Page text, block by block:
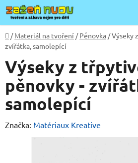
Přejít
na
obsah
Domů
/ Materiál na tvoření / Pěnovka /Výseky
zvířátka, samolepící
Výseky z
pěnovky -
samolepící
Značka: Matériaux Kreative